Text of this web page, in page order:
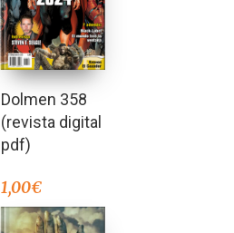
Dolmen 358
(revista digital
pdf)
1,00€